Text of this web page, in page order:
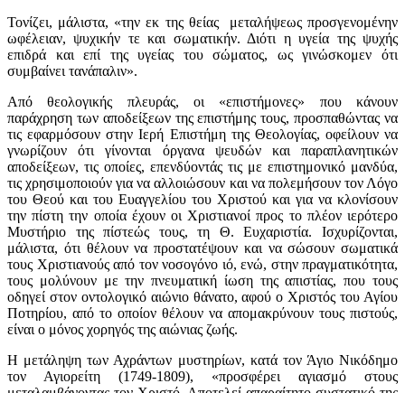
Τονίζει, μάλιστα, «την εκ της θείας μεταλήψεως προσγενομένην
ωφέλειαν, ψυχικήν τε και σωματικήν. Διότι η υγεία της ψυχής
επιδρά και επί της υγείας του σώματος, ως γινώσκομεν ότι
συμβαίνει τανάπαλιν».
Από θεολογικής πλευράς, οι «επιστήμονες» που κάνουν
παράχρηση των αποδείξεων της επιστήμης τους, προσπαθώντας να
τις εφαρμόσουν στην Ιερή Επιστήμη της Θεολογίας, οφείλουν να
γνωρίζουν ότι γίνονται όργανα ψευδών και παραπλανητικών
αποδείξεων, τις οποίες, επενδύοντάς τις με επιστημονικό μανδύα,
τις χρησιμοποιούν για να αλλοιώσουν και να πολεμήσουν τον Λόγο
του Θεού και του Ευαγγελίου του Χριστού και για να κλονίσουν
την πίστη την οποία έχουν οι Χριστιανοί προς το πλέον ιερότερο
Μυστήριο της πίστεώς τους, τη Θ. Ευχαριστία. Ισχυρίζονται,
μάλιστα, ότι θέλουν να προστατέψουν και να σώσουν σωματικά
τους Χριστιανούς από τον νοσογόνο ιό, ενώ, στην πραγματικότητα,
τους μολύνουν με την πνευματική ίωση της απιστίας, που τους
οδηγεί στον οντολογικό αιώνιο θάνατο, αφού ο Χριστός του Αγίου
Ποτηρίου, από το οποίον θέλουν να απομακρύνουν τους πιστούς,
είναι ο μόνος χορηγός της αιώνιας ζωής.
Η μετάληψη των Αχράντων μυστηρίων, κατά τον Άγιο Νικόδημο
τον Αγιορείτη (1749-1809), «προσφέρει αγιασμό στους